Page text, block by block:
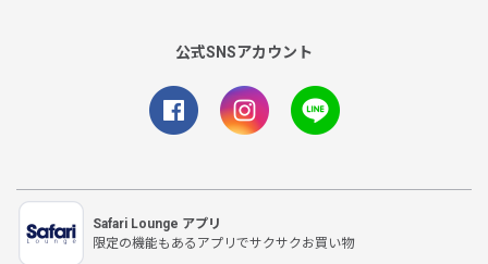
公式SNSアカウント
Safari Lounge アプリ
限定の機能もあるアプリでサクサクお買い物